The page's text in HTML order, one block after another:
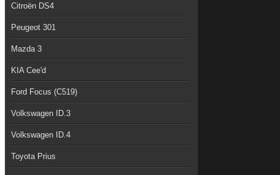
Citroën DS4
Peugeot 301
Mazda 3
KIA Cee'd
Ford Focus (C519)
Volkswagen ID.3
Volkswagen ID.4
Toyota Prius